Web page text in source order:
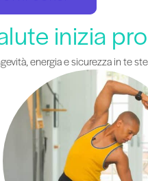
inizia
energia e sicurezza in te